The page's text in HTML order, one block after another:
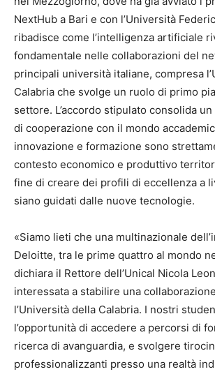
NextHub a Bari e con l’Università
ribadisce come l’intelligenza artificiale
fondamentale nelle collaborazioni del
principali università italiane, compresa
Calabria che svolge un ruolo di primo
settore. L’accordo stipulato consolida
di cooperazione con il mondo
innovazione e formazione sono
contesto economico e produttivo
fine di creare dei profili di eccellenza a
siano guidati dalle nuove tecnologie.
«Siamo lieti che una multinazionale
Deloitte, tra le prime quattro al mondo
dichiara il Rettore dell’Unical Nicola
interessata a stabilire una
l’Università della Calabria. I nostri
l’opportunità di accedere a percorsi di
ricerca di avanguardia, e svolgere
professionalizzanti presso una realtà